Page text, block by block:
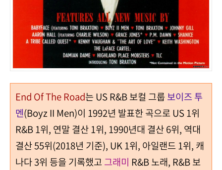
End Of The Road는 US R&B보컬 그룹보이즈 투
멘(Boyz II Men)이 1992년 발표한 곡으로US 1위
R&B 1위, 연말 결산 1위, 1990년대 결산6위, 역대
결산55위(2018년 기준), UK 1위, 아일랜드 1위, 캐
나다3위 등을 기록했고 그래미 R&B노래, R&B보